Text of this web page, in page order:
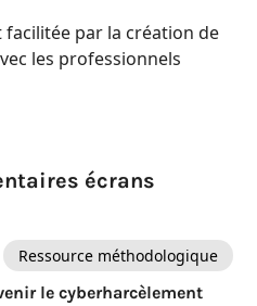
facilitée par la création de
les professionnels
écrans
Ressource méthodologique
le cyberharcèlement